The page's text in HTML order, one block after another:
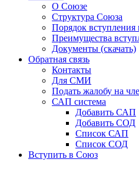
О Союзе
Структура Союза
Порядок
Преимущества
Документы (скачать)
Обратная связь
Контакты
Для СМИ
Подать жалобу на
САП система
Добавить САП
Добавить СОД
Список САП
Список СОД
Вступить в Союз